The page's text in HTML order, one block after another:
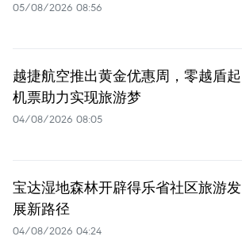
05/08/2026 08:56
越捷航空推出黄金优惠周，零越盾起
机票助力实现旅游梦
04/08/2026 08:05
宝达湿地森林开辟得乐省社区旅游发
展新路径
04/08/2026 04:24